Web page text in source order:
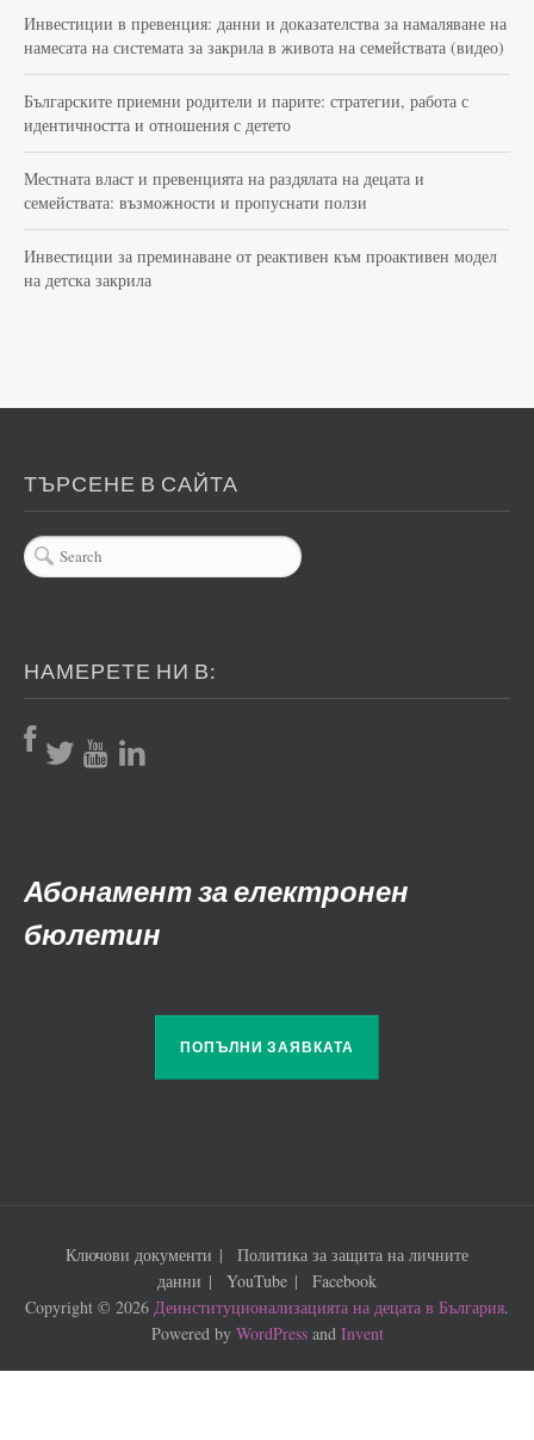
Инвестиции в превенция: данни и доказателства за намаляване на
намесата на системата за закрила в живота на семействата (видео)
Българските приемни родители и парите: стратегии, работа с
идентичността и отношения с детето
Местната власт и превенцията на раздялата на децата и
семействата: възможности и пропуснати ползи
Инвестиции за преминаване от реактивен към проактивен модел
на детска закрила
ТЪРСЕНЕ В САЙТА
НАМЕРЕТЕ НИ В:
Абонамент за електронен
бюлетин
ПОПЪЛНИ ЗАЯВКАТА
Ключови документи
Политика за защита на личните
данни
YouTube
Facebook
Copyright © 2026 Деинституционализацията на децата в България.
Powered by WordPressand Invent